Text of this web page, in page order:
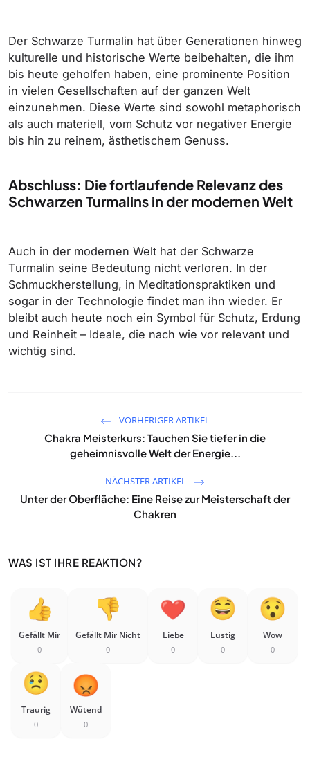
Der Schwarze Turmalin hat über Generationen hinweg
kulturelle und historische Werte beibehalten, die ihm
bis heute geholfen haben, eine prominente Position
in vielen Gesellschaften auf der ganzen Welt
einzunehmen. Diese Werte sind sowohl metaphorisch
als auch materiell, vom Schutz vor negativer Energie
bis hin zu reinem, ästhetischem Genuss.
Abschluss: Die fortlaufende Relevanz des
Schwarzen Turmalins in der modernen Welt
Auch in der modernen Welt hat der Schwarze
Turmalin seine Bedeutung nicht verloren. In der
Schmuckherstellung, in Meditationspraktiken und
sogar in der Technologie findet man ihn wieder. Er
bleibt auch heute noch ein Symbol für Schutz, Erdung
und Reinheit – Ideale, die nach wie vor relevant und
wichtig sind.
VORHERIGER ARTIKEL
Chakra Meisterkurs: Tauchen Sie tiefer in die
geheimnisvolle Welt der Energie...
NÄCHSTER ARTIKEL
Unter der Oberfläche: Eine Reise zur Meisterschaft der
Chakren
WAS IST IHRE REAKTION?
Gefällt Mir
0
Gefällt Mir Nicht
0
Liebe
0
Lustig
0
Wow
0
Traurig
0
Wütend
0